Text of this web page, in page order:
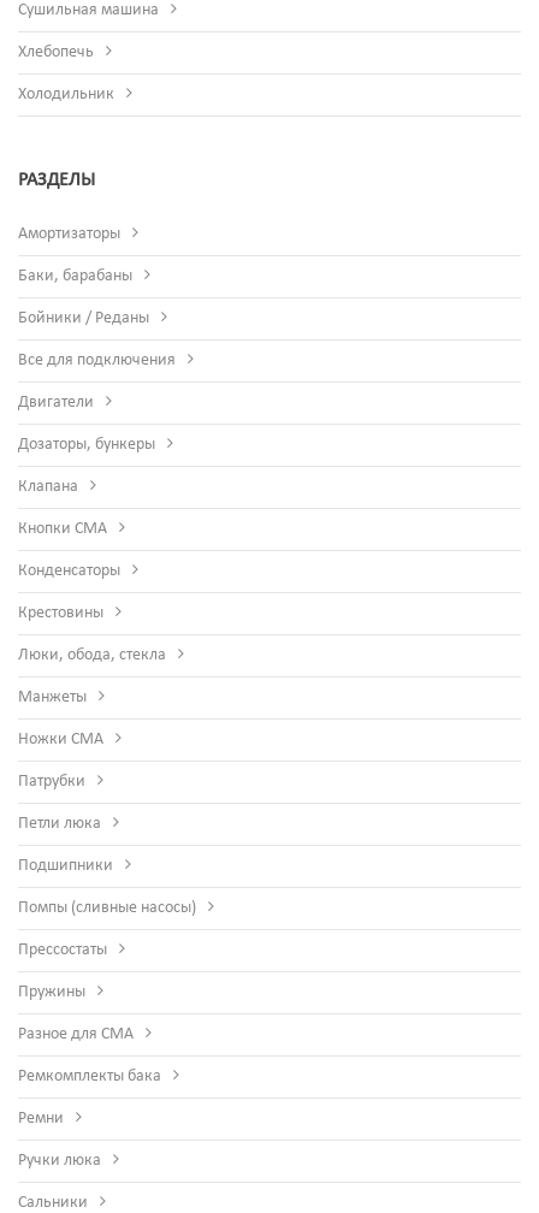
Сушильная машина
Хлебопечь
Холодильник
РАЗДЕЛЫ
Амортизаторы
Баки, барабаны
Бойники / Реданы
Все для подключения
Двигатели
Дозаторы, бункеры
Клапана
Кнопки СМА
Конденсаторы
Крестовины
Люки, обода, стекла
Манжеты
Ножки СМА
Патрубки
Петли люка
Подшипники
Помпы (сливные насосы)
Прессостаты
Пружины
Разное для СМА
Ремкомплекты бака
Ремни
Ручки люка
Сальники